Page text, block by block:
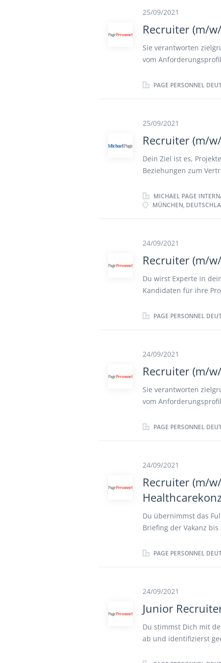
optimalen Recruiting-
positive Candidate
Besetzungs-
Teilnahme an
Standort im Ausland
25/09/2021
Recruiter (m/
Sie verantworten
vom
Sie treffen eine
Hiring Manager. Sie
(LinkedIn, Xing) und
diversen HR-
sind Sie maßgeblich
weiterzuentwickeln
PAGE PERSONNEL
25/09/2021
Recruiter (m/
Dein Ziel ist es,
Beziehungen zum
Recherche auf
Kandidat:innen-Pool.
passenden
MICHAEL PAGE
MÜNCHEN,
24/09/2021
Recruiter (m/
Du wirst Experte in
Kandidaten für ihre
Du sprichst aktiv
um den Top
PAGE PERSONNEL
24/09/2021
Recruiter (m/
Sie verantworten
vom
Sie treffen eine
Hiring Manager. Sie
(LinkedIn, Xing) und
diversen HR-
weiterzuentwickeln
PAGE PERSONNEL
24/09/2021
Recruiter (m/
Du übernimmst das
Briefing der Vakanz
für Deine
ständig den
PAGE PERSONNEL
24/09/2021
Junior
Du stimmst Dich mit
ab und identifizierst